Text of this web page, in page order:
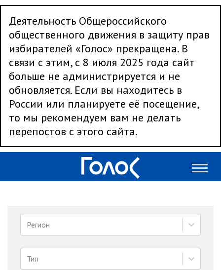
Деятельность Общероссийского
общественного движения в защиту прав
избирателей «Голос» прекращена. В
связи с этим, с 8 июля 2025 года сайт
больше не администрируется и не
обновляется. Если вы находитесь в
России или планируете её посещение,
то мы рекомендуем вам не делать
перепостов с этого сайта.
Регион
Тип